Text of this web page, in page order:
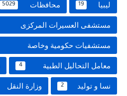
ليبيا 19 محافظات 5029
مستشفى العسيرات المركزى
مستشفيات حكومية وخاصة
معامل التحاليل الطبية 4
نسا و توليد 2 وزارة النقل